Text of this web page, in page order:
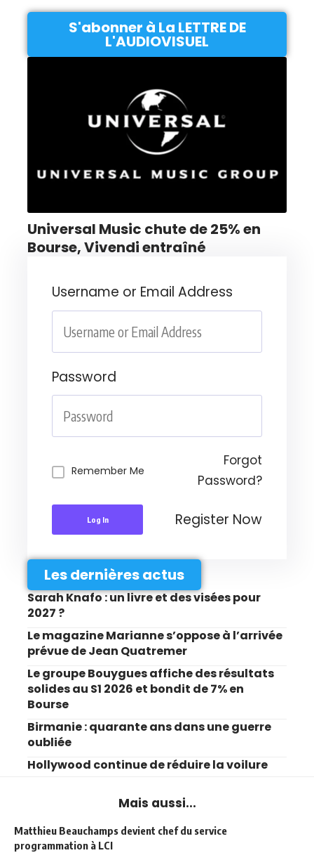
S'abonner à La LETTRE DE
L'AUDIOVISUEL
Universal Music chute de 25% en
Bourse, Vivendi entraîné
Username or Email Address
Password
Remember Me
Forgot
Password?
Log In Register Now
Les dernières actus
Sarah Knafo : un livre et des visées pour
2027 ?
Le magazine Marianne s’oppose à l’arrivée
prévue de Jean Quatremer
Le groupe Bouygues affiche des résultats
solides au S1 2026 et bondit de 7% en
Bourse
Birmanie : quarante ans dans une guerre
oubliée
Hollywood continue de réduire la voilure
Mais aussi...
Matthieu Beauchamps devient chef du service
programmation à LCI